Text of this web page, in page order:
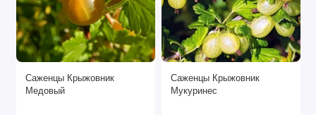
Саженцы Крыжовник
Медовый
Саженцы Крыжовник
Мукуринес